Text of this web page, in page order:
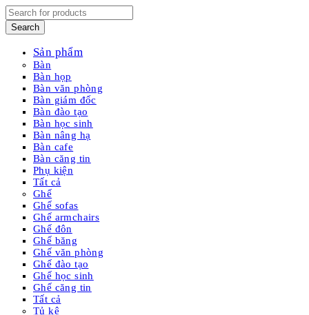
Sản phẩm
Bàn
Bàn họp
Bàn văn phòng
Bàn giám đốc
Bàn đào tạo
Bàn học sinh
Bàn nâng hạ
Bàn cafe
Bàn căng tin
Phụ kiện
Tất cả
Ghế
Ghế sofas
Ghế armchairs
Ghế đôn
Ghế băng
Ghế văn phòng
Ghế đào tạo
Ghế học sinh
Ghế căng tin
Tất cả
Tủ kệ